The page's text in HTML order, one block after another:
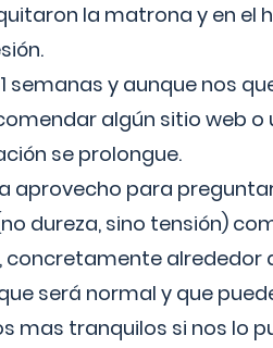
la matrona y en el
semanas y aunque nos
algún sitio web
se prolongue.
aprovecho para
dureza, sino tensión)
concretamente alrededor
será normal y que
mas tranquilos si nos lo